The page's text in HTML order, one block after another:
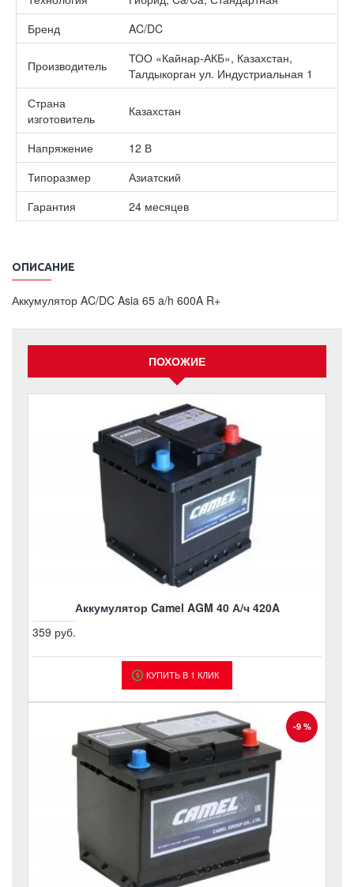
Бренд
AC/DC
Производитель
ТОО «Кайнар-АКБ», Казахстан,
Талдыкорган ул. Индустриальная 1
Страна
изготовитель
Казахстан
Напряжение
12 В
Типоразмер
Азиатский
Гарантия
24 месяцев
ОПИСАНИЕ
Аккумулятор AC/DC Asia 65 a/h 600A R+
ПОХОЖИЕ
Аккумулятор Camel AGM 40 А/ч 420A
359 руб.
КУПИТЬ В 1 КЛИК
-9 %